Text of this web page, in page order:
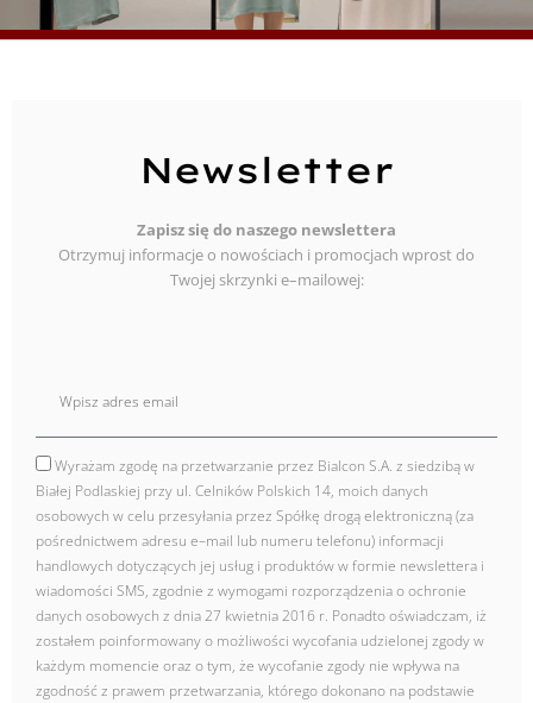
Newsletter
Zapisz się do naszego newslettera
Otrzymuj informacje o nowościach i promocjach wprost do
Twojej skrzynki e–mailowej:
zgodaWyrażam zgodę na przetwarzanie przez Bialcon S.A. z siedzibą w
Białej Podlaskiej przy ul. Celników Polskich 14, moich danych
osobowych w celu przesyłania przez Spółkę drogą elektroniczną (za
pośrednictwem adresu e–mail lub numeru telefonu) informacji
handlowych dotyczących jej usług i produktów w formie newslettera i
wiadomości SMS, zgodnie z wymogami rozporządzenia o ochronie
danych osobowych z dnia 27 kwietnia 2016 r. Ponadto oświadczam, iż
zostałem poinformowany o możliwości wycofania udzielonej zgody w
każdym momencie oraz o tym, że wycofanie zgody nie wpływa na
zgodność z prawem przetwarzania, którego dokonano na podstawie